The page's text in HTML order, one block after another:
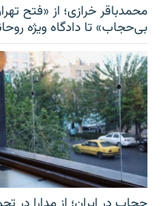
محمدباقر خرازی؛ از «فتح
بی‌حجاب» تا دادگاه ویژه